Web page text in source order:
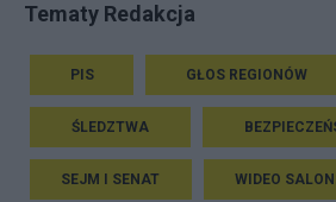
Tematy Redakcja
PIS GŁOS REGIONÓW
ŚLEDZTWA
SEJM I SENAT WIDEO